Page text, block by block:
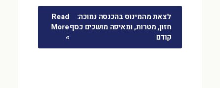
לצאת מהמינוס בהכנסה נמוכה:
חזון, מטרות, ומאיפה מושכים כסף
קודם
Read
More
»